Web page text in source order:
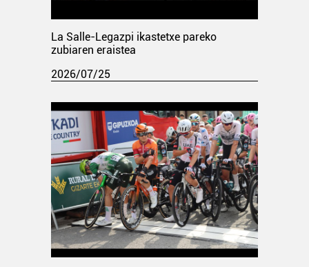
La Salle-Legazpi ikastetxe pareko
zubiaren eraistea
2026/07/25